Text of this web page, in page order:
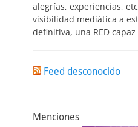
alegrías, experiencias,
visibilidad mediática a
definitiva, una RED
Feed desconocido
Menciones